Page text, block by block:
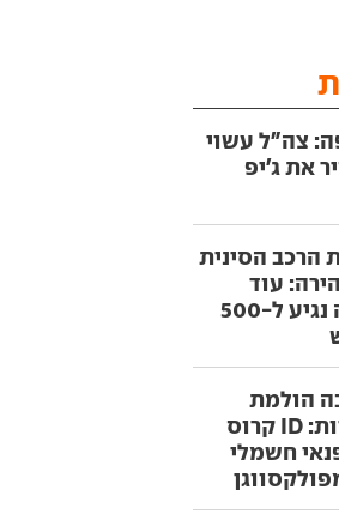
צה"ל עשוי
את ג'יפ
הרכב הסינית
עוד
השנה נגיע ל-500
הולמת
לסיניות: ID קרוס
חשמלי